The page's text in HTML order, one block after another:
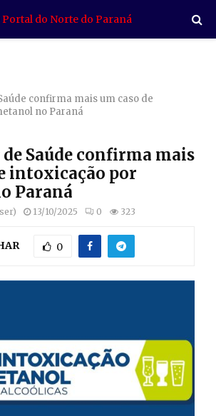
confirma mais um caso de
no Paraná
Saúde confirma mais
intoxicação por
Paraná
13/10/2025 0 323
0